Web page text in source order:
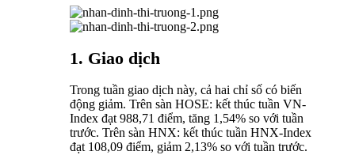
1. Giao dịch
Trong tuần giao dịch này, cả hai chỉ số có biến
động giảm. Trên sàn HOSE: kết thúc tuần VN-
Index đạt 988,71 điểm, tăng 1,54% so với tuần
trước. Trên sàn HNX: kết thúc tuần HNX-Index
đạt 108,09 điểm, giảm 2,13% so với tuần trước.